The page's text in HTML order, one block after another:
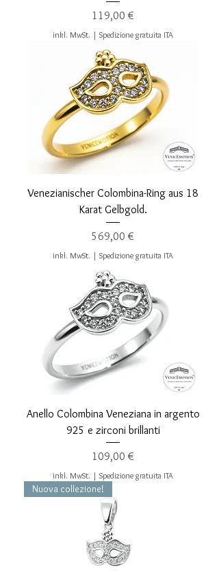
Preis
119,00 €
inkl. MwSt. | Spedizione gratuita ITA
Venezianischer Colombina-Ring aus 18
Karat Gelbgold.
Preis
569,00 €
inkl. MwSt. | Spedizione gratuita ITA
Anello Colombina Veneziana in argento
925 e zirconi brillanti
Preis
109,00 €
inkl. MwSt. | Spedizione gratuita ITA
Nuova collezione!